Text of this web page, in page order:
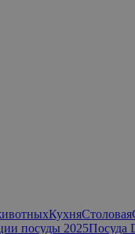
КухняСтоловая
посуды 2025Посуда